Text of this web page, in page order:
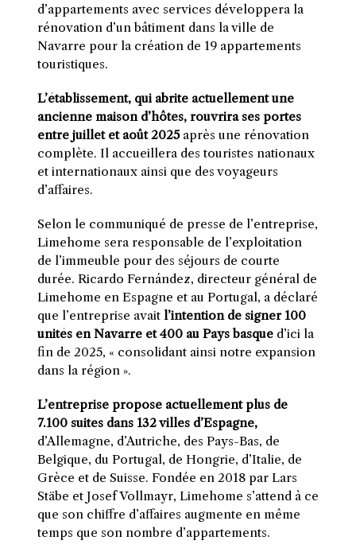
d’appartements avec services développera la
rénovation d’un bâtiment dans la ville de
Navarre pour la création de 19 appartements
touristiques.
L’établissement, qui abrite actuellement une
ancienne maison d’hôtes, rouvrira ses portes
entre juillet et août 2025après une rénovation
complète. Il accueillera des touristes nationaux
et internationaux ainsi que des voyageurs
d’affaires.
Selon le communiqué de presse de l’entreprise,
Limehome sera responsable de l’exploitation
de l’immeuble pour des séjours de courte
durée. Ricardo Fernández, directeur général de
Limehome en Espagne et au Portugal, a déclaré
que l’entreprise avait l’intention de signer 100
unités en Navarre et 400 au Pays basque d’ici la
fin de 2025, « consolidant ainsi notre expansion
dans la région ».
L’entreprise propose actuellement plus de
7.100 suites dans 132 villes d’Espagne,
d’Allemagne, d’Autriche, des Pays-Bas, de
Belgique, du Portugal, de Hongrie, d’Italie, de
Grèce et de Suisse. Fondée en 2018 par Lars
Stäbe et Josef Vollmayr, Limehome s’attend à ce
que son chiffre d’affaires augmente en même
temps que son nombre d’appartements.